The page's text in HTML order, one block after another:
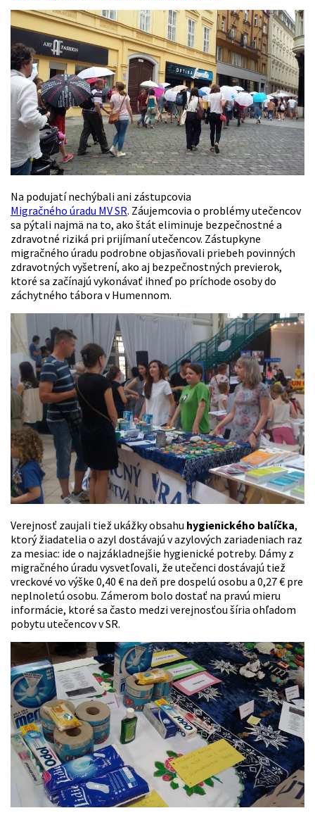
Na podujatí nechýbali ani zástupcovia
Migračného úradu MV SR. Záujemcovia o problémy utečencov
sa pýtali najmä na to, ako štát eliminuje bezpečnostné a
zdravotné riziká pri prijímaní utečencov. Zástupkyne
migračného úradu podrobne objasňovali priebeh povinných
zdravotných vyšetrení, ako aj bezpečnostných previerok,
ktoré sa začínajú vykonávať ihneď po príchode osoby do
záchytného tábora v Humennom.
Verejnosť zaujali tiež ukážky obsahu hygienického balíčka,
ktorý žiadatelia o azyl dostávajú v azylových zariadeniach raz
za mesiac: ide o najzákladnejšie hygienické potreby. Dámy z
migračného úradu vysvetľovali, že utečenci dostávajú tiež
vreckové vo výške 0,40 € na deň pre dospelú osobu a 0,27 € pre
neplnoletú osobu. Zámerom bolo dostať na pravú mieru
informácie, ktoré sa často medzi verejnosťou šíria ohľadom
pobytu utečencov v SR.